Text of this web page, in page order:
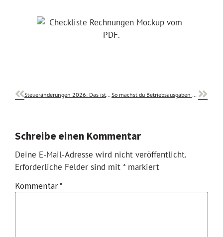
Schreibe einen Kommentar
Deine E-Mail-Adresse wird nicht veröffentlicht.
Erforderliche Felder sind mit *markiert
Kommentar*